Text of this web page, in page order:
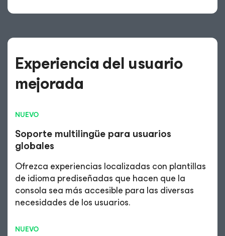
Experiencia del usuario
mejorada
NUEVO
Soporte multilingüe para usuarios
globales
Ofrezca experiencias localizadas con plantillas
de idioma prediseñadas que hacen que la
consola sea más accesible para las diversas
necesidades de los usuarios.
NUEVO